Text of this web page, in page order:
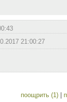
21:00:27
поощрить (1) |